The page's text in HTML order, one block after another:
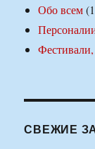
Обо всем
СВЕЖИЕ